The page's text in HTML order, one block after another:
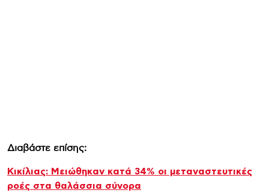
Διαβάστε επίσης:
Κικίλιας: Μειώθηκαν κατά 34% οι μεταναστευτικές
ροές στα θαλάσσια σύνορα